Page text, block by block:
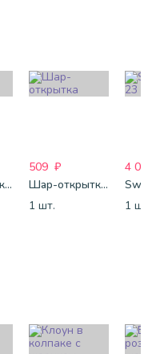
Шар-открытка "Сердце" (45 см) - 2
509 ₽
Шар-открытка "Звезда" (45 см) - 1
1 шт.
4 088
1 шт.